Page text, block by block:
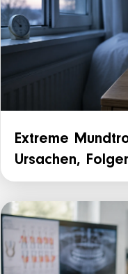
Extreme
Ursachen,